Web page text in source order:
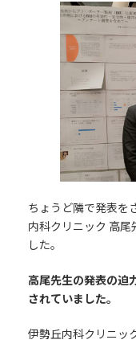
ちょうど隣で発表を
内科クリニック 高
した。
高尾先生の発表の迫
されていました。
伊勢丘内科クリニッ